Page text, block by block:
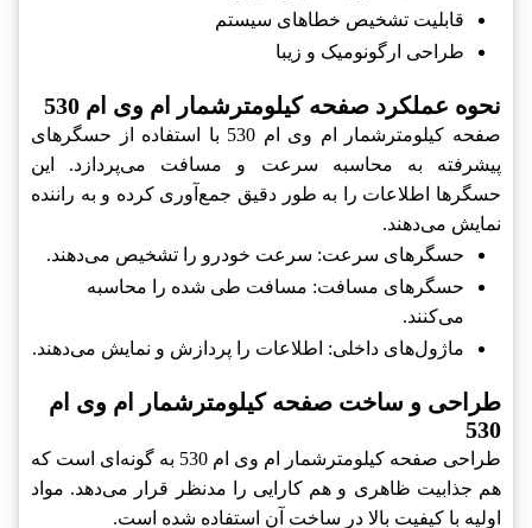
قابلیت تشخیص خطاهای سیستم
طراحی ارگونومیک و زیبا
نحوه عملکرد صفحه کیلومترشمار ام وی ام 530
صفحه کیلومترشمار ام وی ام 530 با استفاده از حسگرهای
پیشرفته به محاسبه سرعت و مسافت می‌پردازد. این
حسگرها اطلاعات را به طور دقیق جمع‌آوری کرده و به راننده
نمایش می‌دهند.
حسگرهای سرعت: سرعت خودرو را تشخیص می‌دهند.
حسگرهای مسافت: مسافت طی شده را محاسبه
می‌کنند.
ماژول‌های داخلی: اطلاعات را پردازش و نمایش می‌دهند.
طراحی و ساخت صفحه کیلومترشمار ام وی ام
530
طراحی صفحه کیلومترشمار ام وی ام 530 به گونه‌ای است که
هم جذابیت ظاهری و هم کارایی را مدنظر قرار می‌دهد. مواد
اولیه با کیفیت بالا در ساخت آن استفاده شده است.